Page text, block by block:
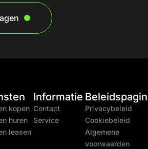
kopen
huren
leasen
Informatie
Contact
Service
Privacybeleid
Cookiebeleid
Algemene
voorwaarden